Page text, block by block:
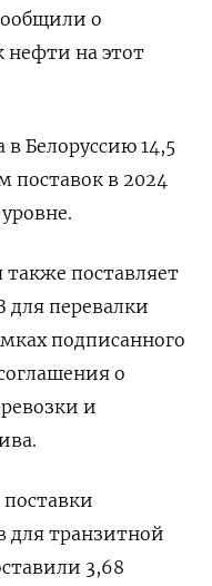
о
нефти на этот
в Белоруссию 14,5
поставок в 2024
также поставляет
для перевалки
подписанного
о
и
поставки
для транзитной
3,68